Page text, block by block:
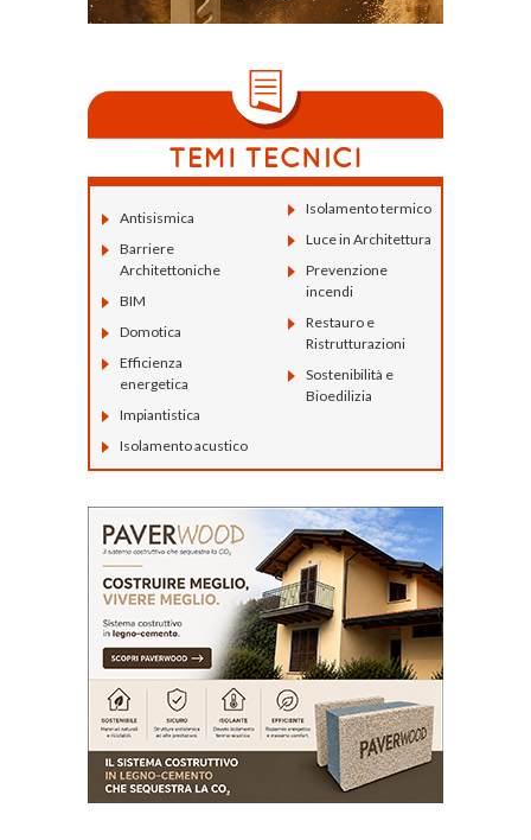
Antisismica
Barriere
Architettoniche
BIM
Domotica
Efficienza
energetica
Impiantistica
Isolamento acustico
Isolamento termico
Luce in Architettura
Prevenzione
incendi
Restauro e
Ristrutturazioni
Sostenibilità e
Bioedilizia